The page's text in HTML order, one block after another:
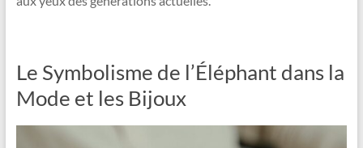
Le Symbolisme de l’Éléphant dans la
Mode et les Bijoux